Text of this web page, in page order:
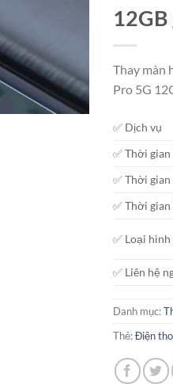
Thay màn
Pro 5G
✅ Dịch vụ
✅ Thời
✅ Thời
✅ Thời
✅ Loại
✅ Liên hệ
Danh mục:
Thẻ:Điện